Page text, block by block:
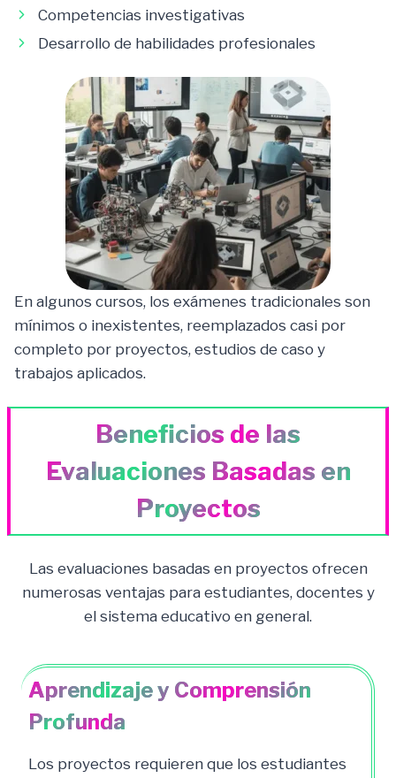
Competencias investigativas
Desarrollo de habilidades profesionales
En algunos cursos, los exámenes tradicionales son
mínimos o inexistentes, reemplazados casi por
completo por proyectos, estudios de caso y
trabajos aplicados.
Beneficios de las
Evaluaciones Basadas en
Proyectos
Las evaluaciones basadas en proyectos ofrecen
numerosas ventajas para estudiantes, docentes y
el sistema educativo en general.
Aprendizaje y Comprensión
Profunda
Los proyectos requieren que los estudiantes